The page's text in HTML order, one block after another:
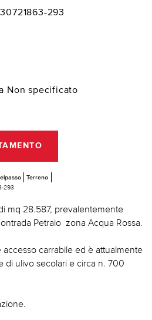
293
Non specificato
Terreno
293
mq 28.587, prevalentemente
Petraio  zona Acqua Rossa.
carrabile ed è attualmente
di ulivo secolari e circa n. 700